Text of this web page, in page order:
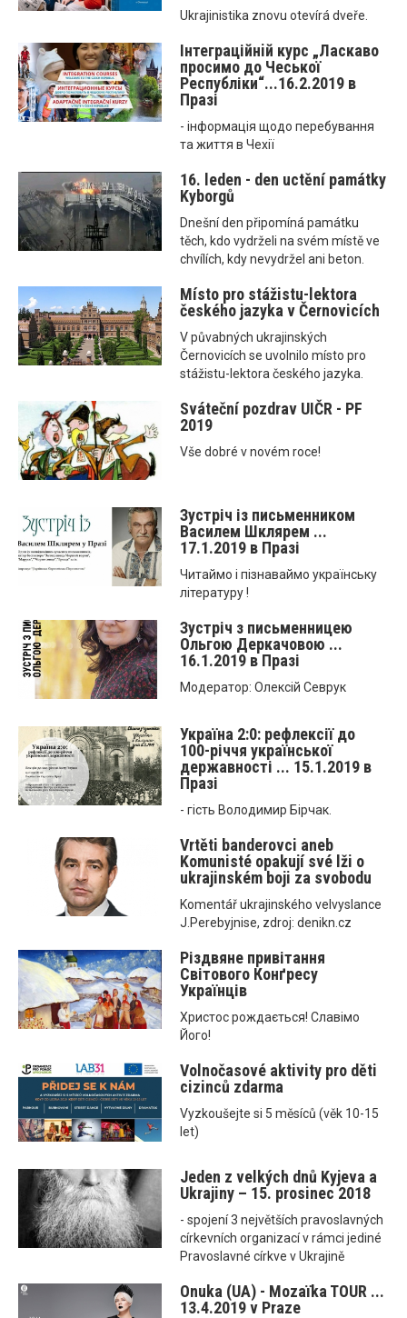
Ukrajinistika znovu otevírá dveře.
Інтеграційнiй курс „Ласкаво
просимо до Чеської
Республіки“...16.2.2019 в
Празі
- інформація щодо перебування
та життя в Чехії
16. leden - den uctění památky
Kyborgů
Dnešní den připomíná památku
těch, kdo vydrželi na svém místě ve
chvílích, kdy nevydržel ani beton.
Místo pro stážistu-lektora
českého jazyka v Černovicích
V půvabných ukrajinských
Černovicích se uvolnilo místo pro
stážistu-lektora českého jazyka.
Sváteční pozdrav UIČR - PF
2019
Vše dobré v novém roce!
Зустріч із письменником
Василем Шклярем ...
17.1.2019 в Празі
Читаймо і пізнаваймо українську
літературу !
Зустріч з письменницею
Ольгою Деркачовою ...
16.1.2019 в Празі
Модератор: Олексій Севрук
Україна 2:0: рефлексії до
100-річчя української
державності ... 15.1.2019 в
Празі
- гість Володимир Бірчак.
Vrtěti banderovci aneb
Komunisté opakují své lži o
ukrajinském boji za svobodu
Komentář ukrajinského velvyslance
J.Perebyjnise, zdroj: denikn.cz
Різдвяне привітання
Світового Конґресу
Українців
Христос рождається! Славімо
Його!
Volnočasové aktivity pro děti
cizinců zdarma
Vyzkoušejte si 5 měsíců (věk 10-15
let)
Jeden z velkých dnů Kyjeva a
Ukrajiny – 15. prosinec 2018
- spojení 3 největších pravoslavných
církevních organizací v rámci jediné
Pravoslavné církve v Ukrajině
Onuka (UA) - Mozaїka TOUR ...
13.4.2019 v Praze